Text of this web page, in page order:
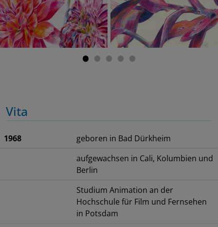
Vita
1968
geboren in Bad Dürkheim
aufgewachsen in Cali, Kolumbien und
Berlin
Studium Animation an der
Hochschule für Film und Fernsehen
in Potsdam